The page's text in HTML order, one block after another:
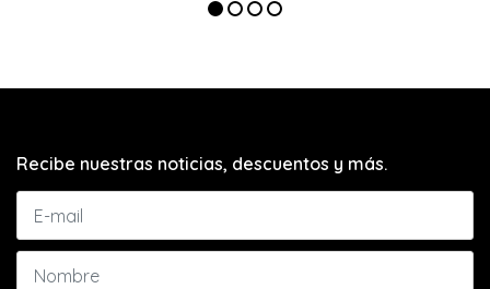
Recibe nuestras noticias, descuentos y más.